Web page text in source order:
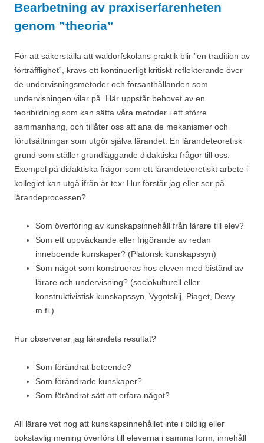
Bearbetning av praxiserfarenheten
genom ”theoria”
För att säkerställa att waldorfskolans praktik blir ”en tradition av
förträfflighet”, krävs ett kontinuerligt kritiskt reflekterande över
de undervisningsmetoder och försanthållanden som
undervisningen vilar på. Här uppstår behovet av en
teoribildning som kan sätta våra metoder i ett större
sammanhang, och tillåter oss att ana de mekanismer och
förutsättningar som utgör själva lärandet. En lärandeteoretisk
grund som ställer grundläggande didaktiska frågor till oss.
Exempel på didaktiska frågor som ett lärandeteoretiskt arbete i
kollegiet kan utgå ifrån är tex: Hur förstår jag eller ser på
lärandeprocessen?
Som överföring av kunskapsinnehåll från lärare till elev?
Som ett uppväckande eller frigörande av redan
inneboende kunskaper? (Platonsk kunskapssyn)
Som något som konstrueras hos eleven med bistånd av
lärare och undervisning? (sociokulturell eller
konstruktivistisk kunskapssyn, Vygotskij, Piaget, Dewy
m.fl.)
Hur observerar jag lärandets resultat?
Som förändrat beteende?
Som förändrade kunskaper?
Som förändrat sätt att erfara något?
All lärare vet nog att kunskapsinnehållet inte i bildlig eller
bokstavlig mening överförs till eleverna i samma form, innehåll